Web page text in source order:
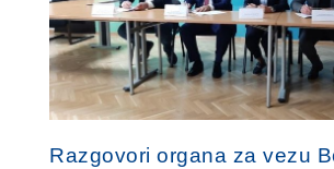
Razgovori organa za vezu